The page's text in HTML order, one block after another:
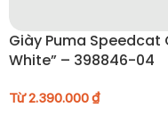
Vệ sinh đúng cách:Dùng
Không giặt giày bằng máy:
Giày Puma Speedcat
White” – 398846-04
Từ2.390.000₫